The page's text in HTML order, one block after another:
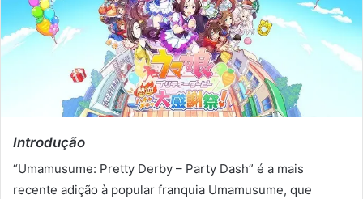
Introdução
“Umamusume: Pretty Derby – Party Dash” é a mais
recente adição à popular franquia Umamusume, que